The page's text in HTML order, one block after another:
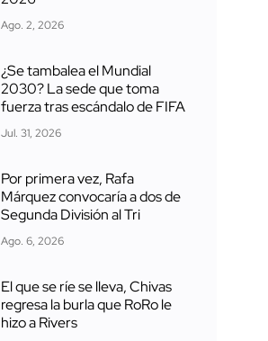
Ago. 2, 2026
¿Se tambalea el Mundial
2030? La sede que toma
fuerza tras escándalo de FIFA
Jul. 31, 2026
Por primera vez, Rafa
Márquez convocaría a dos de
Segunda División al Tri
Ago. 6, 2026
El que se ríe se lleva, Chivas
regresa la burla que RoRo le
hizo a Rivers